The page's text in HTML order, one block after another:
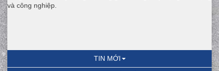
và công nghiệp.
TIN MỚI